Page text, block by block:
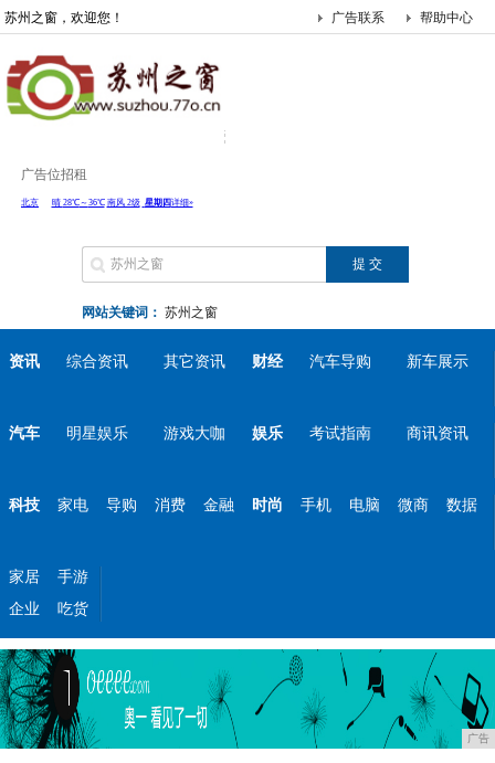
苏州之窗，欢迎您！ 帮助中心
广告联系
广告位招租
网站关键词： 苏州之窗
资讯 综合资讯 其它资讯 财经 汽车导购 新车展示
汽车 明星娱乐 游戏大咖 娱乐 考试指南 商讯资讯
科技 家电 导购 消费 金融 时尚 手机 电脑 微商 数据
家居
手游
企业
吃货
广告